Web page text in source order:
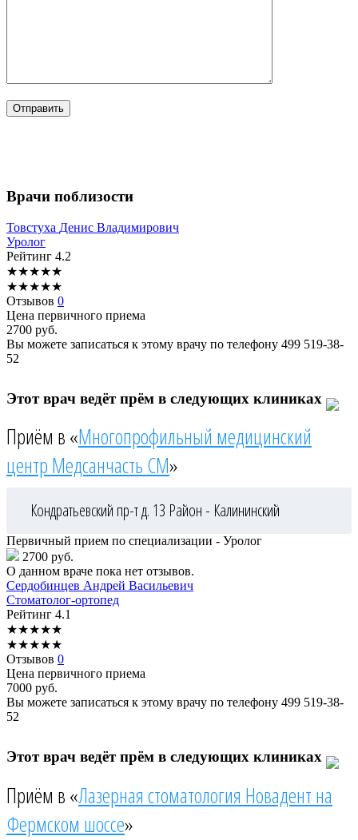
Врачи поблизости
Товстуха Денис Владимирович
Уролог
Рейтинг 4.2
★★★★★
★★★★★
Отзывов 0
Цена первичного приема
2700 руб.
Вы можете записаться к этому врачу по телефону 499 519-38-
52
Этот врач ведёт прём в следующих клиниках
Приём в «Многопрофильный медицинский
центр Медсанчасть СМ»
Кондратьевский пр-т д. 13 Район - Калининский
Первичный прием по специализации - Уролог
2700 руб.
О данном враче пока нет отзывов.
Сердобинцев Андрей Васильевич
Стоматолог-ортопед
Рейтинг 4.1
★★★★★
★★★★★
Отзывов 0
Цена первичного приема
7000 руб.
Вы можете записаться к этому врачу по телефону 499 519-38-
52
Этот врач ведёт прём в следующих клиниках
Приём в «Лазерная стоматология Новадент на
Фермском шоссе»